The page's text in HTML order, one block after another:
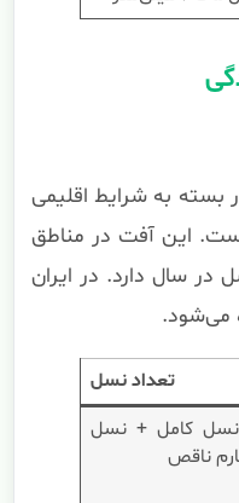
بسته به شرایط اقلیمی
این آفت در مناطق
سال دارد. در ایران
می‌شود.
تعداد نسل
۳ نسل کامل + نسل
ناقص